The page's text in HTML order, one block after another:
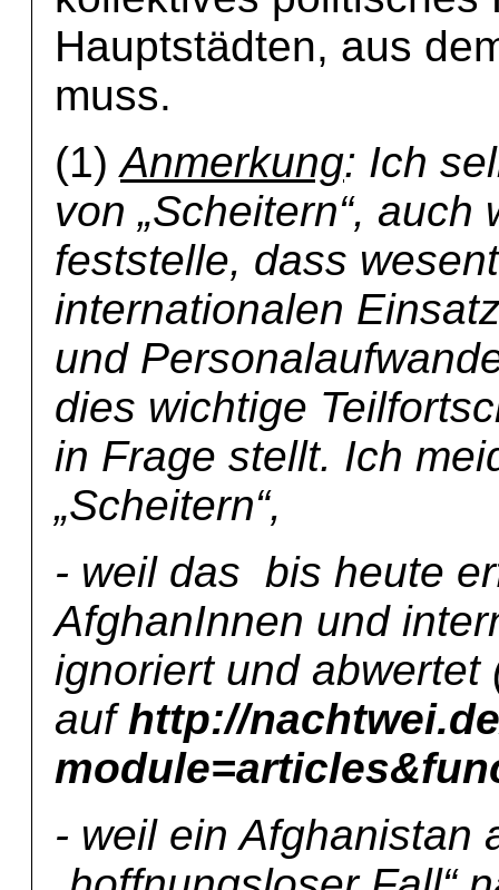
Hauptstädten, aus
muss.
(1)Anmerkung: Ich
von „Scheitern“,
feststelle, dass
internationalen
und
dies wichtige
in Frage stellt. Ich
„Scheitern“,
- weil das bis heute
AfghanInnen und
ignoriert und abwertet
aufhttp://
- weil ein Afghanistan